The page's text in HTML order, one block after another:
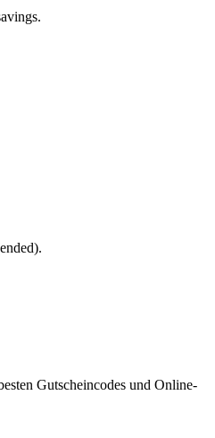
Gutscheincodes und Online-